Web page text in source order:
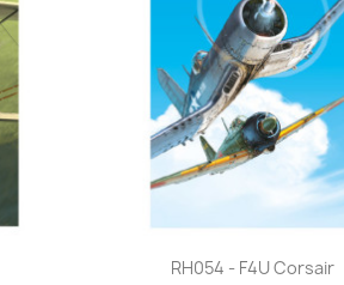
Aperçu rapide
RH054 - F4U Corsair